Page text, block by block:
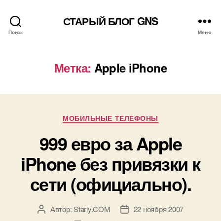
Поиск
СТАРЫЙ БЛОГ GNS
Меню
Метка: Apple iPhone
Рубрики
МОБИЛЬНЫЕ ТЕЛЕФОНЫ
999 евро за Apple
iPhone без привязки к
сети (официально).
АвторАвтор:Stariy.COM
Дата22 ноября 2007